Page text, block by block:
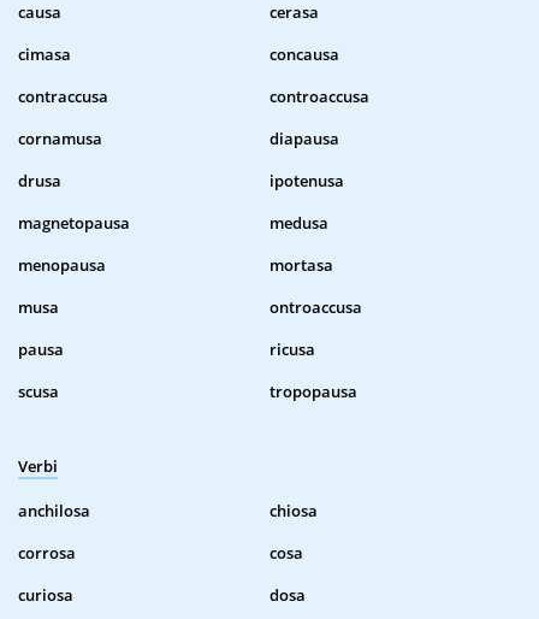
causa
cerasa
cimasa
concausa
contraccusa
controaccusa
cornamusa
diapausa
drusa
ipotenusa
magnetopausa
medusa
menopausa
mortasa
musa
ontroaccusa
pausa
ricusa
scusa
tropopausa
Verbi
anchilosa
chiosa
corrosa
cosa
curiosa
dosa